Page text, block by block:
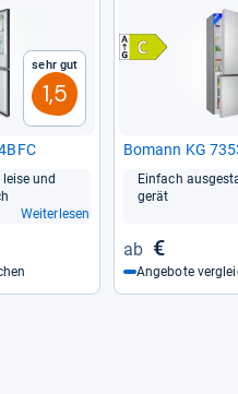
Sehr gut
1,5
und
Weiterlesen
Bomann KG
Ein­fach
ge­rät
€
Angebote